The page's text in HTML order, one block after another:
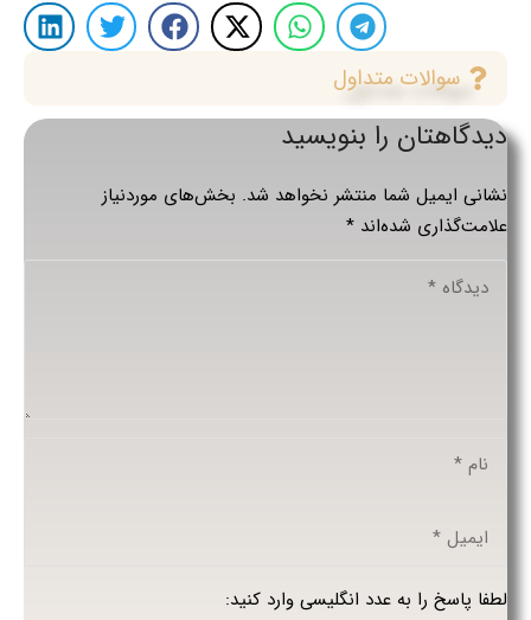
سوالات متداول
دیدگاهتان را بنویسید
نشانی ایمیل شما منتشر نخواهد شد. بخش‌های موردنیاز
علامت‌گذاری شده‌اند *
لطفا پاسخ را به عدد انگلیسی وارد کنید: